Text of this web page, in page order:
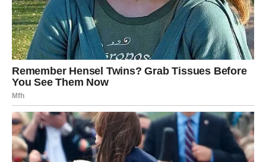
bežali od emotivne ili porodične odgovornosti
povređivali druge „u ime istine“
Sada dolazi trenutak kada više nema gde da se ode.
Okolnosti ih primoravaju da ostanu, da se suoče i da
snose posledice svojih reči. Strah se javlja jer sloboda
sada ima cenu.
Ovo je period kada Strelac mora da nauči dasloboda bez